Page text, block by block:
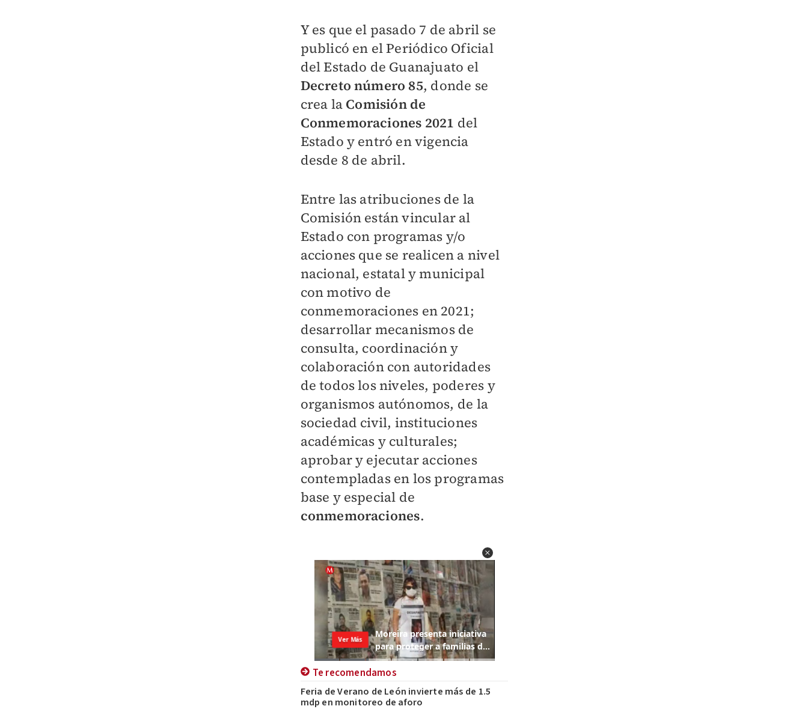
Y es que el pasado 7 de abril se
publicó en el Periódico Oficial
del Estado de Guanajuato el
Decreto número 85, donde se
crea la Comisión de
Conmemoraciones 2021 del
Estado y entró en vigencia
desde 8 de abril.
Entre las atribuciones de la
Comisión están vincular al
Estado con programas y/o
acciones que se realicen a nivel
nacional, estatal y municipal
con motivo de
conmemoraciones en 2021;
desarrollar mecanismos de
consulta, coordinación y
colaboración con autoridades
de todos los niveles, poderes y
organismos autónomos, de la
sociedad civil, instituciones
académicas y culturales;
aprobar y ejecutar acciones
contempladas en los programas
base y especial de
conmemoraciones.
Te recomendamos
Feria de Verano de León invierte más de 1.5
mdp en monitoreo de aforo